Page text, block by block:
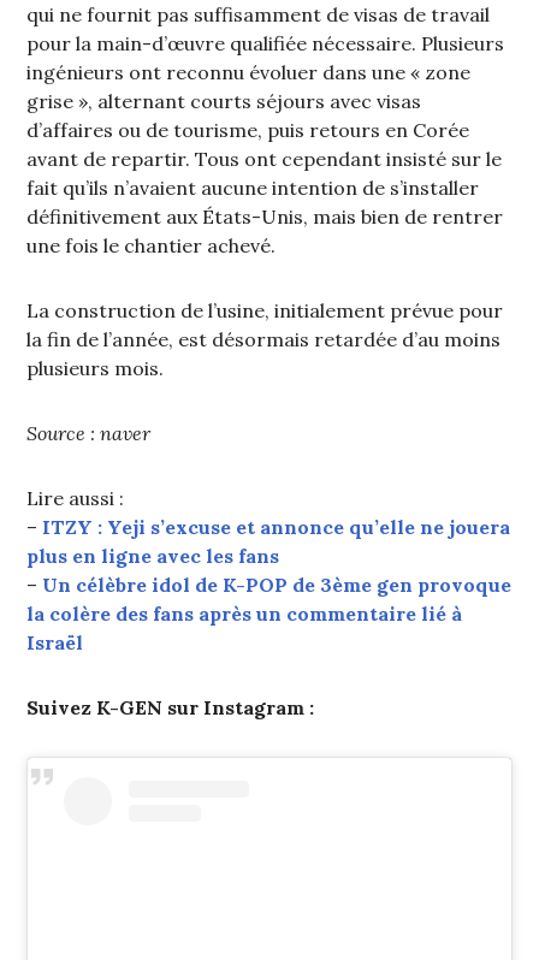
qui ne fournit pas suffisamment de visas de travail
pour la main-d’œuvre qualifiée nécessaire. Plusieurs
ingénieurs ont reconnu évoluer dans une « zone
grise », alternant courts séjours avec visas
d’affaires ou de tourisme, puis retours en Corée
avant de repartir. Tous ont cependant insisté sur le
fait qu’ils n’avaient aucune intention de s’installer
définitivement aux États-Unis, mais bien de rentrer
une fois le chantier achevé.
La construction de l’usine, initialement prévue pour
la fin de l’année, est désormais retardée d’au moins
plusieurs mois.
Source : naver
Lire aussi :
– ITZY : Yeji s’excuse et annonce qu’elle ne jouera
plus en ligne avec les fans
– Un célèbre idol de K-POP de 3ème gen provoque
la colère des fans après un commentaire lié à
Israël
Suivez K-GEN sur Instagram :